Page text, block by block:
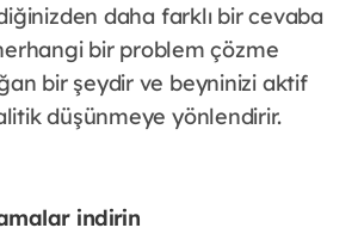
daha farklı bir cevaba
bir problem çözme
bir şeydir ve beyninizi aktif
düşünmeye yönlendirir.
indirin